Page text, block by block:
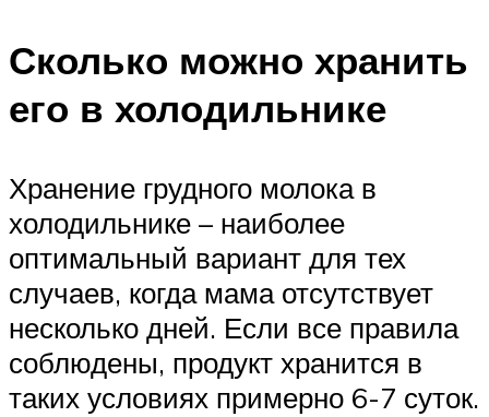
Сколько можно хранить
его в холодильнике
Хранение грудного молока в
холодильнике – наиболее
оптимальный вариант для тех
случаев, когда мама отсутствует
несколько дней. Если все правила
соблюдены, продукт хранится в
таких условиях примерно 6-7 суток.